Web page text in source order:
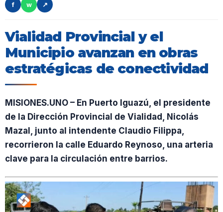
f
w ↗
Vialidad Provincial y el
Municipio avanzan en obras
estratégicas de conectividad
MISIONES.UNO – En Puerto Iguazú, el presidente
de la Dirección Provincial de Vialidad, Nicolás
Mazal, junto al intendente Claudio Filippa,
recorrieron la calle Eduardo Reynoso, una arteria
clave para la circulación entre barrios.